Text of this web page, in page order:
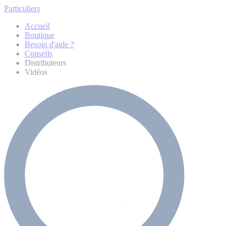
Particuliers
Accueil
Boutique
Besoin d'aide ?
Conseils
Distributeurs
Vidéos